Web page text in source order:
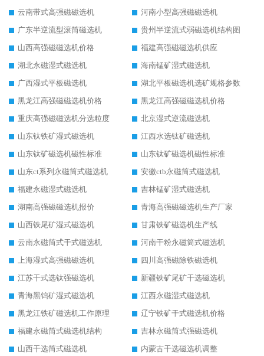
云南带式高强磁磁选机
河南小型高强磁磁选机
广东半逆流型滚筒磁选机
贵州半逆流式弱磁选机结构图
山西高强磁磁选机价格
福建高强磁磁选机供应
湖北永磁湿式磁选机
海南锰矿湿式磁选机
广西湿式平板磁选机
湖北平板磁选机选矿规格参数
黑龙江高强磁磁选机价格
黑龙江高强磁磁选机价格
重庆高强磁磁选机分选粒度
北京湿式逆流磁选机
山东钛铁矿湿式磁选机
江西水选钛矿磁选机
山东钛矿磁选机磁性标准
山东钛矿磁选机磁性标准
山东ct系列永磁筒式磁选机
安徽ctb永磁筒式磁选机
福建永磁湿式磁选机
吉林锰矿湿式磁选机
湖南高强磁磁选机报价
青海高强磁磁选机生产厂家
山西铁尾矿湿式磁选机
甘肃铁矿磁选机生产线
云南永磁筒式干式磁选机
河南干粉永磁筒式磁选机
上海湿式高强磁磁选机
四川高强磁除铁磁选机
江苏干式选钛强磁选机
新疆铁矿尾矿干选磁选机
青海黑钨矿湿式磁选机
江西永磁湿式磁选机
黑龙江铁矿磁选机工作原理
辽宁铁矿干式磁选机价格
福建永磁筒式磁选机结构
吉林永磁筒式强磁选机
山西干选筒式磁选机
内蒙古干选磁选机调整